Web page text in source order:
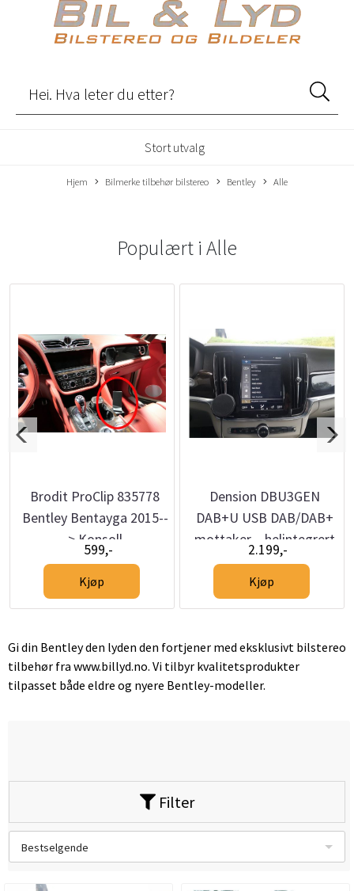
Stort utvalg
Hjem Bilmerke tilbehør bilstereo Bentley Alle
Populært i Alle
Brodit ProClip 835778
Bentley Bentayga 2015--
> Konsoll
599,-
Kjøp
Dension DBU3GEN
DAB+U USB DAB/DAB+
mottaker – helintegrert
DAB via USB
2.199,-
Kjøp
Gi din Bentley den lyden den fortjener med eksklusivt bilstereo
tilbehør fra www.billyd.no. Vi tilbyr kvalitetsprodukter
tilpasset både eldre og nyere Bentley-modeller.
Filter
Bestselgende